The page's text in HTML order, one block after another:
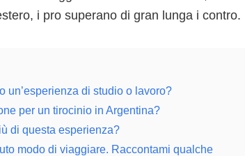
i pro superano di gran lunga i contro.
un’esperienza di studio o lavoro?
per un tirocinio in Argentina?
di questa esperienza?
modo di viaggiare. Raccontami qualche